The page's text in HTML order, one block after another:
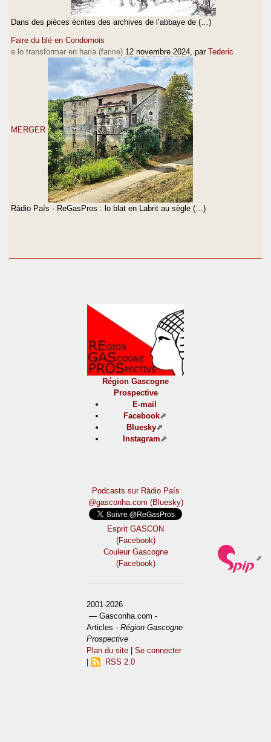
Dans des pièces écrites des archives de l’abbaye de (…)
Faire du blé en Condomois
e lo transformar en haria (farine) 12 novembre 2024 , par Tederic
MERGER
Ràdio País · ReGasPros : lo blat en Labrit au sègle (…)
Région Gascogne
Prospective
E-mail
Facebook
Bluesky
Instagram
Podcasts sur Ràdio País
@gasconha.com (Bluesky)
Esprit GASCON
(Facebook)
Couleur Gascogne
(Facebook)
2001-2026
— Gasconha.com -
Articles -Région Gascogne
Prospective
Plan du site |Se connecter
RSS 2.0